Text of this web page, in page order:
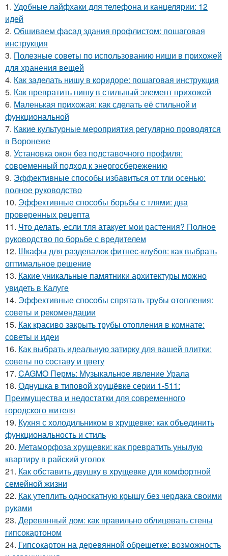
1. Удобные лайфхаки для телефона и канцелярии: 12
идей
2. Обшиваем фасад здания профлистом: пошаговая
инструкция
3. Полезные советы по использованию ниши в прихожей
для хранения вещей
4. Как заделать нишу в коридоре: пошаговая инструкция
5. Как превратить нишу в стильный элемент прихожей
6. Маленькая прихожая: как сделать её стильной и
функциональной
7. Какие культурные мероприятия регулярно проводятся
в Воронеже
8. Установка окон без подставочного профиля:
современный подход к энергосбережению
9. Эффективные способы избавиться от тли осенью:
полное руководство
10. Эффективные способы борьбы с тлями: два
проверенных рецепта
11. Что делать, если тля атакует мои растения? Полное
руководство по борьбе с вредителем
12. Шкафы для раздевалок фитнес-клубов: как выбрать
оптимальное решение
13. Какие уникальные памятники архитектуры можно
увидеть в Калуге
14. Эффективные способы спрятать трубы отопления:
советы и рекомендации
15. Как красиво закрыть трубы отопления в комнате:
советы и идеи
16. Как выбрать идеальную затирку для вашей плитки:
советы по составу и цвету
17. CAGMO Пермь: Музыкальное явление Урала
18. Однушка в типовой хрущёвке серии 1-511:
Преимущества и недостатки для современного
городского жителя
19. Кухня с холодильником в хрущевке: как объединить
функциональность и стиль
20. Метаморфоза хрущевки: как превратить унылую
квартиру в райский уголок
21. Как обставить двушку в хрущевке для комфортной
семейной жизни
22. Как утеплить односкатную крышу без чердака своими
руками
23. Деревянный дом: как правильно облицевать стены
гипсокартоном
24. Гипсокартон на деревянной обрешетке: возможность